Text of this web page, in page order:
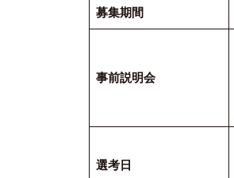
募集期間
事前説明会
選考日